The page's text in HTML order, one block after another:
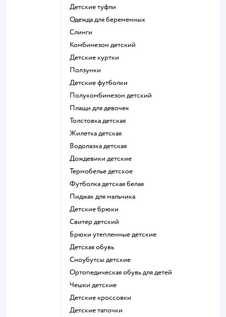
Детские туфли
Одежда для беременных
Слинги
Комбинезон детский
Детские куртки
Ползунки
Детские футболки
Полукомбинезон детский
Плащи для девочек
Толстовка детская
Жилетка детская
Водолазка детская
Дождевики детские
Термобелье детское
Футболка детская белая
Пиджак для мальчика
Детские брюки
Свитер детский
Брюки утепленные детские
Детская обувь
Сноубутсы детские
Ортопедическая обувь для детей
Чешки детские
Детские кроссовки
Детские тапочки